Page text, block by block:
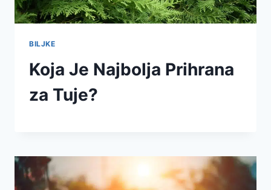
BILJKE
Koja Je Najbolja Prihrana
za Tuje?